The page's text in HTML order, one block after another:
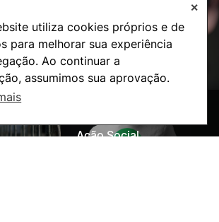
utiliza cookies próprios e de
para melhorar sua experiência
Ao continuar a
assumimos sua aprovação.
✕
Ação Social